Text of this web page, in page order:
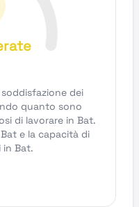
dei
quanto sono
di lavorare in Bat.
e la capacità di
Bat.